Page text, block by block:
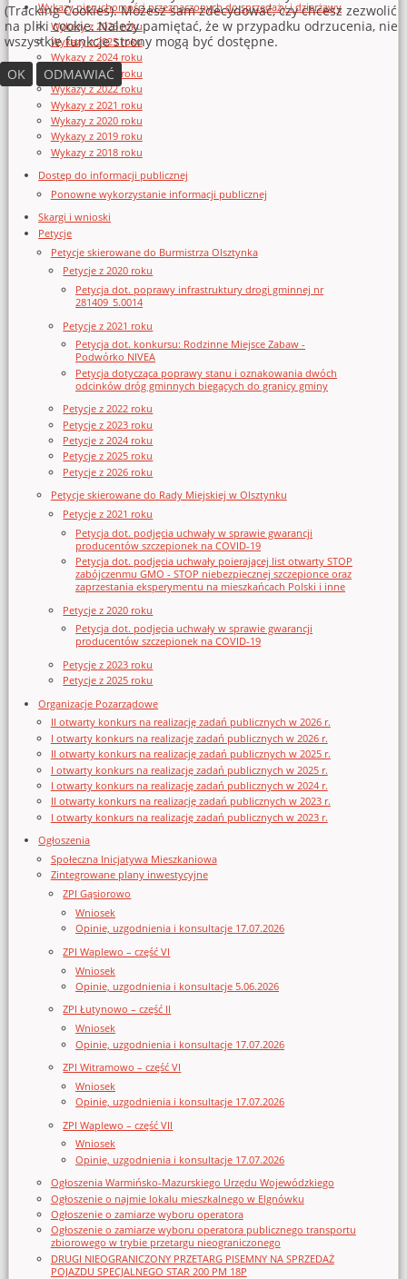
Wykazy nieruchomości przeznaczonych do sprzedaży i dzierżawy
Wykazy z 2026 roku
Wykazy z 2025 roku
Wykazy z 2024 roku
Wykazy z 2023 roku
Wykazy z 2022 roku
Wykazy z 2021 roku
Wykazy z 2020 roku
Wykazy z 2019 roku
Wykazy z 2018 roku
Dostęp do informacji publicznej
Ponowne wykorzystanie informacji publicznej
Skargi i wnioski
Petycje
Petycje skierowane do Burmistrza Olsztynka
Petycje z 2020 roku
Petycja dot. poprawy infrastruktury drogi gminnej nr
281409_5.0014
Petycje z 2021 roku
Petycja dot. konkursu: Rodzinne Miejsce Zabaw -
Podwórko NIVEA
Petycja dotycząca poprawy stanu i oznakowania dwóch
odcinków dróg gminnych biegących do granicy gminy
Petycje z 2022 roku
Petycje z 2023 roku
Petycje z 2024 roku
Petycje z 2025 roku
Petycje z 2026 roku
Petycje skierowane do Rady Miejskiej w Olsztynku
Petycje z 2021 roku
Petycja dot. podjęcia uchwały w sprawie gwarancji
producentów szczepionek na COVID-19
Petycja dot. podjęcia uchwały poierającej list otwarty STOP
zabójczenmu GMO - STOP niebezpiecznej szczepionce oraz
zaprzestania eksperymentu na mieszkańcach Polski i inne
Petycje z 2020 roku
Petycja dot. podjęcia uchwały w sprawie gwarancji
producentów szczepionek na COVID-19
Petycje z 2023 roku
Petycje z 2025 roku
Organizacje Pozarządowe
II otwarty konkurs na realizację zadań publicznych w 2026 r.
I otwarty konkurs na realizację zadań publicznych w 2026 r.
II otwarty konkurs na realizację zadań publicznych w 2025 r.
I otwarty konkurs na realizację zadań publicznych w 2025 r.
I otwarty konkurs na realizację zadań publicznych w 2024 r.
II otwarty konkurs na realizację zadań publicznych w 2023 r.
I otwarty konkurs na realizację zadań publicznych w 2023 r.
Ogłoszenia
Społeczna Inicjatywa Mieszkaniowa
Zintegrowane plany inwestycyjne
ZPI Gąsiorowo
Wniosek
Opinie, uzgodnienia i konsultacje 17.07.2026
ZPI Waplewo – część VI
Wniosek
Opinie, uzgodnienia i konsultacje 5.06.2026
ZPI Łutynowo – część II
Wniosek
Opinie, uzgodnienia i konsultacje 17.07.2026
ZPI Witramowo – część VI
Wniosek
Opinie, uzgodnienia i konsultacje 17.07.2026
ZPI Waplewo – część VII
Wniosek
Opinie, uzgodnienia i konsultacje 17.07.2026
Ogłoszenia Warmińsko-Mazurskiego Urzędu Wojewódzkiego
Ogłoszenie o najmie lokalu mieszkalnego w Elgnówku
Ogłoszenie o zamiarze wyboru operatora
Ogłoszenie o zamiarze wyboru operatora publicznego transportu
zbiorowego w trybie przetargu nieograniczonego
DRUGI NIEOGRANICZONY PRZETARG PISEMNY NA SPRZEDAŻ
POJAZDU SPECJALNEGO STAR 200 PM 18P
(Tracking Cookies). Możesz sam zdecydować, czy chcesz zezwolić
na pliki cookie. Należy pamiętać, że w przypadku odrzucenia, nie
wszystkie funkcje strony mogą być dostępne.
OK
ODMAWIAĆ